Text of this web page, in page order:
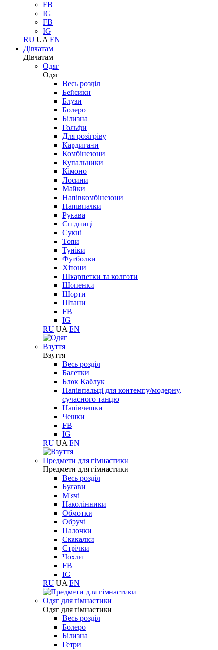
FB
IG
FB
IG
RU UA EN
Дівчатам
Дівчатам
Одяг
Одяг
Весь розділ
Бейсики
Блузи
Болеро
Білизна
Гольфи
Для розігріву
Кардигани
Комбінезони
Купальники
Кімоно
Лосини
Майки
Напівкомбінезони
Напівпачки
Рукава
Спідниці
Сукні
Топи
Туніки
Футболки
Хітони
Шкарпетки та колготи
Шопенки
Шорти
Штани
FB
IG
RU UA EN
Взуття
Взуття
Весь розділ
Балетки
Блок Каблук
Напівпальці для контемпу/модерну,
сучасного танцю
Напівчешки
Чешки
FB
IG
RU UA EN
Предмети для гімнастики
Предмети для гімнастики
Весь розділ
Булави
М'ячі
Наколінники
Обмотки
Обручі
Палочки
Скакалки
Стрічки
Чохли
FB
IG
RU UA EN
Одяг для гімнастики
Одяг для гімнастики
Весь розділ
Болеро
Білизна
Гетри